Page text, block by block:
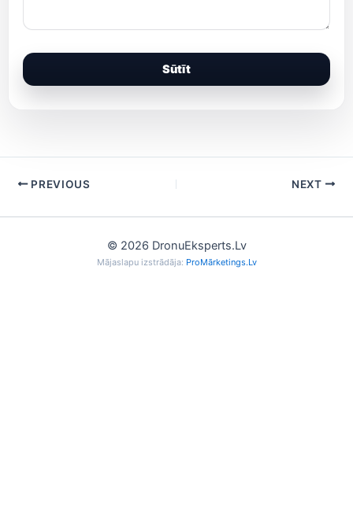
Sūtīt
PREVIOUS NEXT
© 2026 DronuEksperts.Lv
Mājaslapu izstrādāja: ProMārketings.Lv